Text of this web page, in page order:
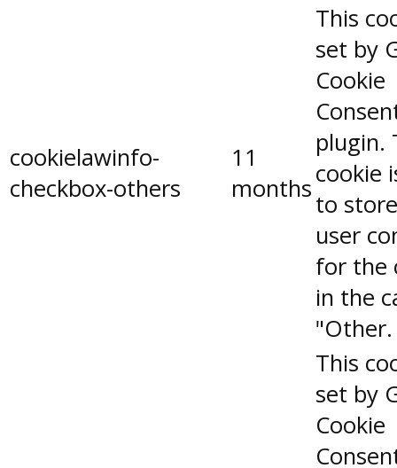
cookielawinfo-
checkbox-others
11
months
This
set by
Cookie
plugin.
cookie
to
user
for the
in the
"Other.
This
set by
Cookie